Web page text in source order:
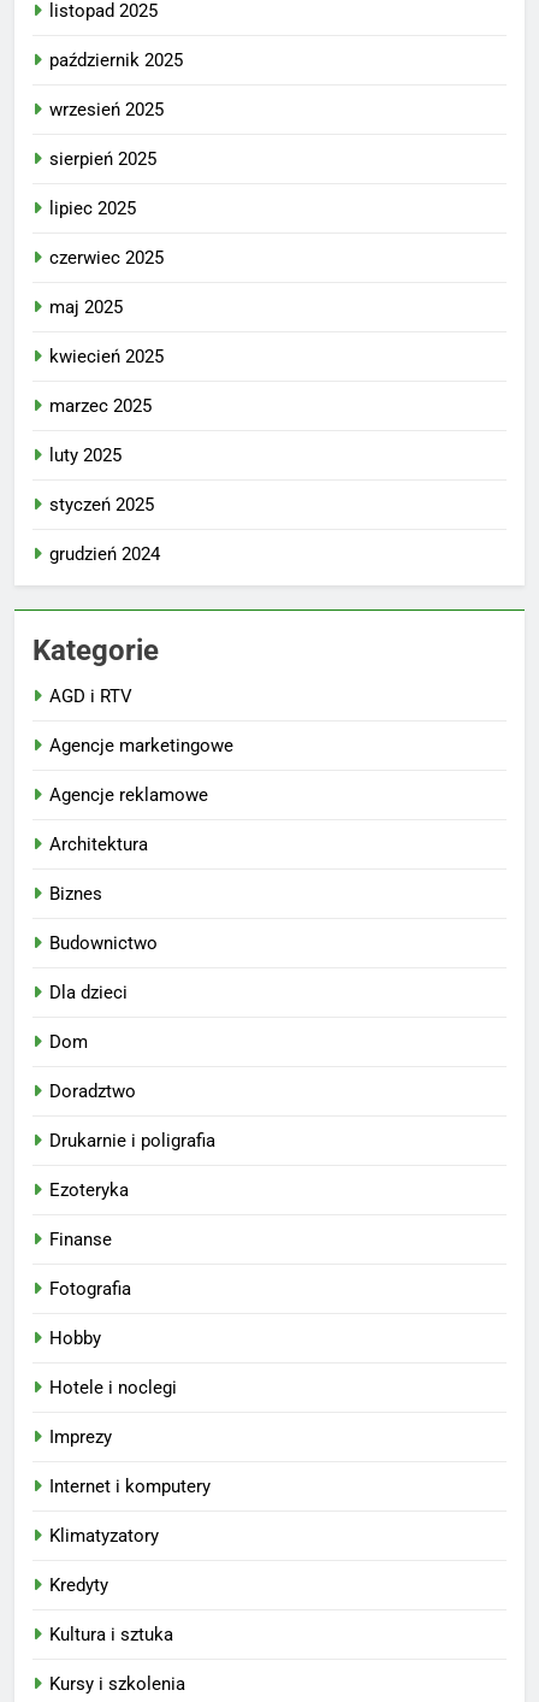
listopad 2025
październik 2025
wrzesień 2025
sierpień 2025
lipiec 2025
czerwiec 2025
maj 2025
kwiecień 2025
marzec 2025
luty 2025
styczeń 2025
grudzień 2024
Kategorie
AGD i RTV
Agencje marketingowe
Agencje reklamowe
Architektura
Biznes
Budownictwo
Dla dzieci
Dom
Doradztwo
Drukarnie i poligrafia
Ezoteryka
Finanse
Fotografia
Hobby
Hotele i noclegi
Imprezy
Internet i komputery
Klimatyzatory
Kredyty
Kultura i sztuka
Kursy i szkolenia